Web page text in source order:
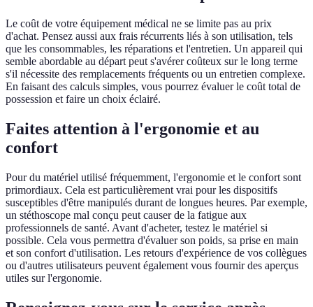
Le coût de votre équipement médical ne se limite pas au prix
d'achat. Pensez aussi aux frais récurrents liés à son utilisation, tels
que les consommables, les réparations et l'entretien. Un appareil qui
semble abordable au départ peut s'avérer coûteux sur le long terme
s'il nécessite des remplacements fréquents ou un entretien complexe.
En faisant des calculs simples, vous pourrez évaluer le coût total de
possession et faire un choix éclairé.
Faites attention à l'ergonomie et au
confort
Pour du matériel utilisé fréquemment, l'ergonomie et le confort sont
primordiaux. Cela est particulièrement vrai pour les dispositifs
susceptibles d'être manipulés durant de longues heures. Par exemple,
un stéthoscope mal conçu peut causer de la fatigue aux
professionnels de santé. Avant d'acheter, testez le matériel si
possible. Cela vous permettra d'évaluer son poids, sa prise en main
et son confort d'utilisation. Les retours d'expérience de vos collègues
ou d'autres utilisateurs peuvent également vous fournir des aperçus
utiles sur l'ergonomie.